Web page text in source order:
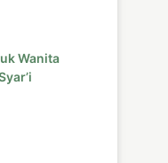
Wanita